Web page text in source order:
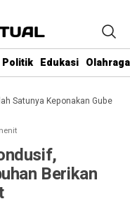
Politik Edukasi Olahraga
Keponakan Gubernur
Berikan